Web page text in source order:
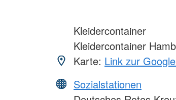
Kleidercontainer
Kleidercontainer
Karte: Link zur
Sozialstationen